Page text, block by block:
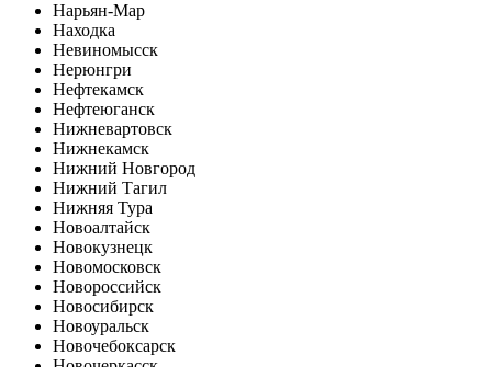
Нарьян-Мар
Находка
Невиномысск
Нерюнгри
Нефтекамск
Нефтеюганск
Нижневартовск
Нижнекамск
Нижний Новгород
Нижний Тагил
Нижняя Тура
Новоалтайск
Новокузнецк
Новомосковск
Новороссийск
Новосибирск
Новоуральск
Новочебоксарск